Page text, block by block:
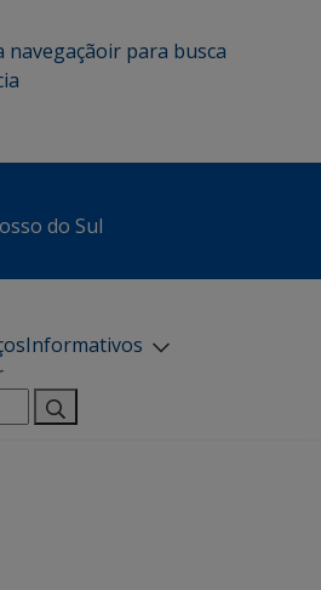
navegaçãoir para busca
do Sul
Informativos